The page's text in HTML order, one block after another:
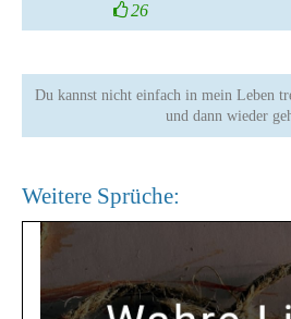
26
Du kannst nicht einfach in mein Leben
und dann wieder
Weitere Sprüche: